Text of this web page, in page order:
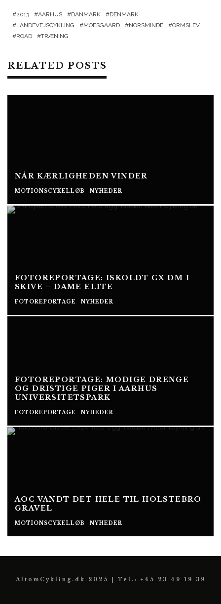
2013 AARHUS DANMARK
DENMARK
LANDEVEJSCYKLING
MOESGAARD NORSMINDE
ORMSLEV
ROAD
TRÆNING
RELATED POSTS
NÅR KÆRLIGHEDEN VINDER
MOTIONSCYKELLØB NYHEDER
FOTOREPORTAGE: ISKOLDT CX DM I
SKIVE – DAME ELITE
FOTOREPORTAGE NYHEDER
FOTOREPORTAGE: MODIGE DRENGE
OG DRISTIGE PIGER I AARHUS
UNIVERSITETSPARK
FOTOREPORTAGE NYHEDER
AOC VANDT DET HELE TIL HOLSTEBRO
GRAVEL
MOTIONSCYKELLØB NYHEDER
AltomCykling.dk 2025 | Tel.: +45 23 49 19 39